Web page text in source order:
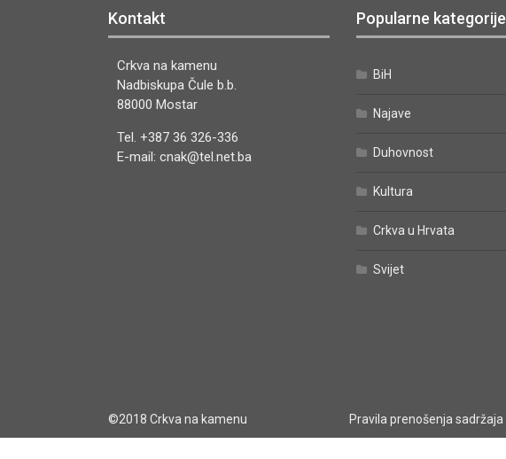
Kontakt
Crkva na kamenu
Nadbiskupa Čule b.b.
88000 Mostar
Tel. +387 36 326-336
E-mail: cnak@tel.net.ba
Popularne kategorije
BiH
Najave
Duhovnost
Kultura
Crkva u Hrvata
Svijet
©2018 Crkva na kamenu Pravila prenošenja sadržaja